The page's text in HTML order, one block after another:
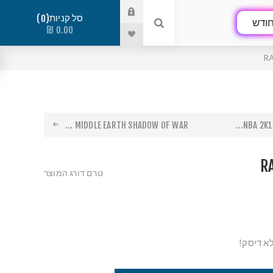
סל קניות 0
0.00 ₪
NBA
MIDDLE EARTH SHADOW OF WAR ...
טרם דורג המוצר